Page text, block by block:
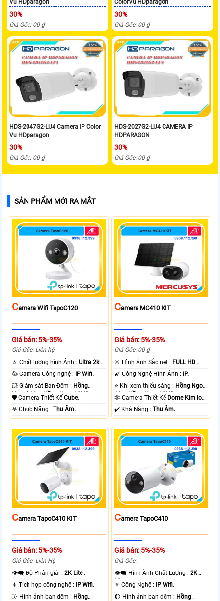
Vu HDparagon
30%
Giá Gốc: 00 ₫
ColorVu HDparagon
30%
Giá Gốc: 00 ₫
HDS-2047G2-LU4 Camera IP Color
Vu HDparagon
30%
Giá Gốc: 00 ₫
HDS-2027G2-LU4 CAMERA IP
HDPARAGON
30%
Giá Gốc: 00 ₫
SẢN PHẨM MỚI RA MẮT
CAmera Wifi TapoC120
Giá bán: 5%-35%
Giá Gốc: Liên hệ
🔅 Chất lượng hình Ảnh :Ultra 2k +
.
👍 Camera Công nghệ :
IP Wifi.
💥 Giám sát Ban Đêm : Hồng
Ngoại 10m Hồng Ngoại SMD.
🛡 Camera Thiết KếCube.
️☣️ Chức Năng :Thu Âm.
CAmera MC410 KIT
Giá bán: 5%-35%
Giá Gốc: 00 ₫
🔆 Hình Ảnh Sắc nét : FULL HD
1080P .
🌠 Công Nghệ Hình Ảnh :
IP.
⭐ Khi xem thiếu sáng : Hồng Ngoại
10m Hồng Ngoại SMD.
🕸️ Camera Thiết Kế Dome Kim loại
+ Nhựa.
️✔️ Khả Năng :Thu Âm.
CAmera TapoC410 KIT
Giá bán: 5%-35%
Giá Gốc: Liên Hệ
👁️‍🗨 Độ Phân giải :2K Lite .
⚜️ Tích hợp công nghệ :
IP Wifi.
🌛 Hình ảnh ban đêm : Hồng
CAmera TapoC410
Giá bán: 5%-35%
Giá Gốc:
👁️‍🗨 Hình Ành Chất Lượng :2K
Lite .
⚜️ Công Nghệ :
IP Wifi.
🌔 Hình ảnh ban đêm : Hồng